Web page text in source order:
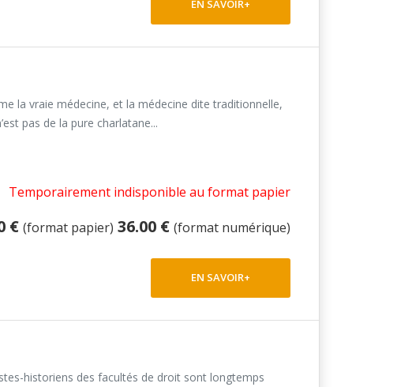
EN SAVOIR+
la vraie médecine, et la médecine dite traditionnelle,
pas de la pure charlatane...
Temporairement indisponible au format papier
€ (format papier) 36.00 € (format numérique)
EN SAVOIR+
historiens des facultés de droit sont longtemps